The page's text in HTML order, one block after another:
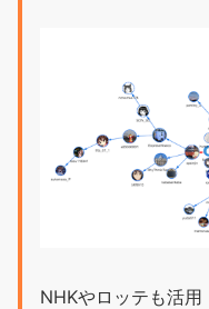
NHKやロッテも活